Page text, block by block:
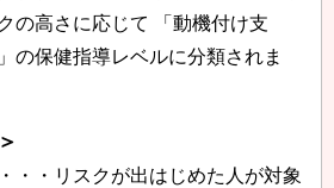
の高さに応じて 「動機付け支
の保健指導レベルに分類されま
・・リスクが出はじめた人が対象